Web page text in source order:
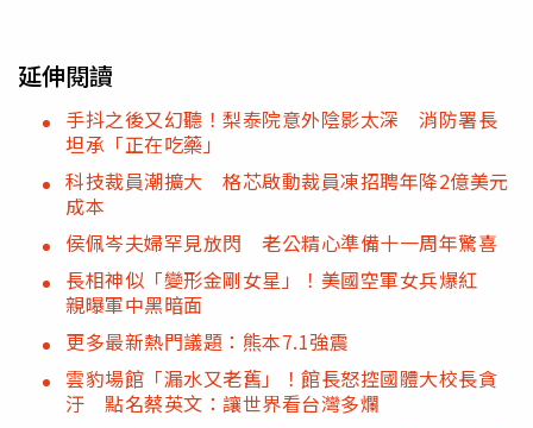
延伸閱讀
手抖之後又幻聽！梨泰院意外陰影太深 消防署長
坦承「正在吃藥」
科技裁員潮擴大 格芯啟動裁員凍招聘年降2億美元
成本
侯佩岑夫婦罕見放閃 老公精心準備十一周年驚喜
長相神似「變形金剛女星」！美國空軍女兵爆紅
親曝軍中黑暗面
更多最新熱門議題：熊本7.1強震
雲豹場館「漏水又老舊」！館長怒控國體大校長貪
汙 點名蔡英文：讓世界看台灣多爛